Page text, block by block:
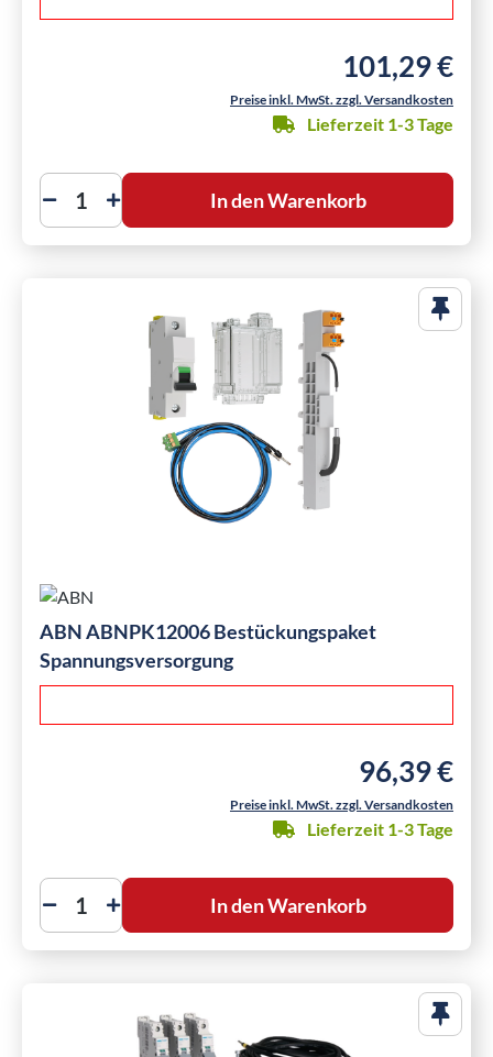
Regulärer Preis:
101,29 €
Preise inkl. MwSt. zzgl. Versandkosten
Lieferzeit 1-3 Tage
In den Warenkorb
ABN ABNPK12006 Bestückungspaket
Spannungsversorgung
Regulärer
96,39 €
Preise inkl. MwSt. zzgl. Versandkosten
Lieferzeit 1-3 Tage
In den Warenkorb